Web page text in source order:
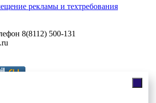
рекламы и техтребования
8(8112) 500-131